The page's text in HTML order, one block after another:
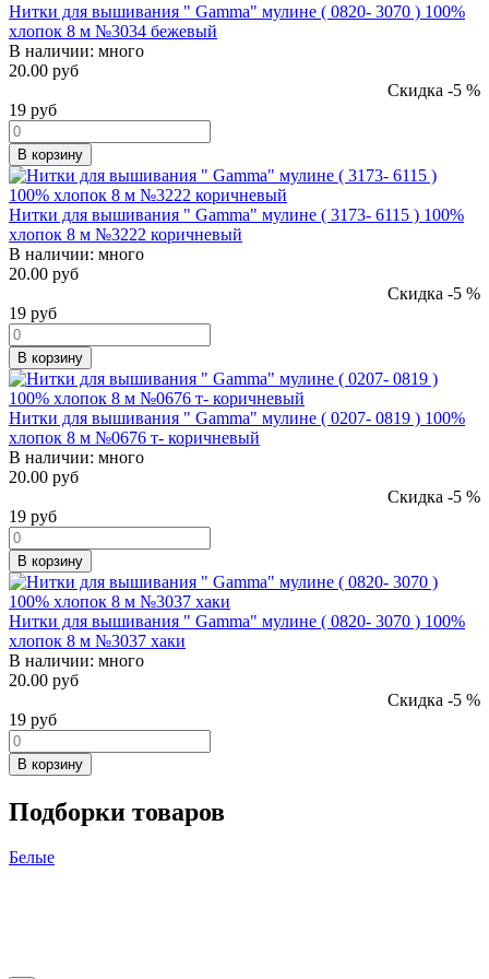
Нитки для вышивания " Gamma" мулине ( 0820- 3070 ) 100%
хлопок 8 м №3034 бежевый
В наличии: много
20.00 руб
Скидка -5 %
19 руб
В корзину
Нитки для вышивания " Gamma" мулине ( 3173- 6115 ) 100%
хлопок 8 м №3222 коричневый
В наличии: много
20.00 руб
Скидка -5 %
19 руб
В корзину
Нитки для вышивания " Gamma" мулине ( 0207- 0819 ) 100%
хлопок 8 м №0676 т- коричневый
В наличии: много
20.00 руб
Скидка -5 %
19 руб
В корзину
Нитки для вышивания " Gamma" мулине ( 0820- 3070 ) 100%
хлопок 8 м №3037 хаки
В наличии: много
20.00 руб
Скидка -5 %
19 руб
В корзину
Подборки товаров
Белые